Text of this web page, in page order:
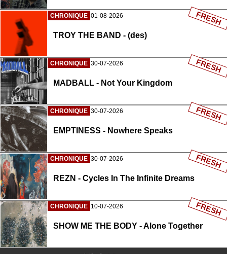
CHRONIQUE 01-08-2026
TROY THE BAND - (des)
FRESH
CHRONIQUE 30-07-2026
MADBALL - Not Your Kingdom
FRESH
CHRONIQUE 30-07-2026
EMPTINESS - Nowhere Speaks
FRESH
CHRONIQUE 30-07-2026
REZN - Cycles In The Infinite Dreams
FRESH
CHRONIQUE 10-07-2026
SHOW ME THE BODY - Alone Together
FRESH